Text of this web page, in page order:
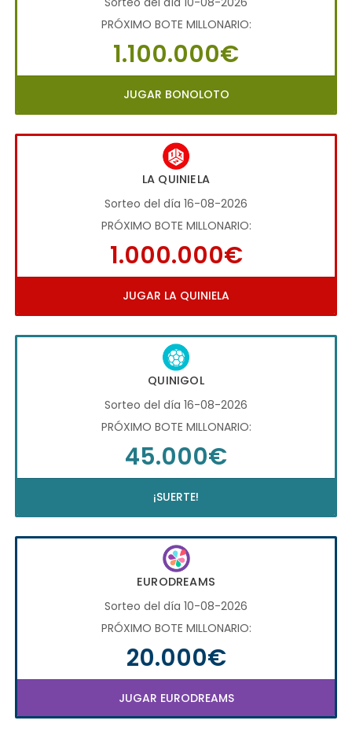
PRÓXIMO BOTE MILLONARIO:
1.100.000€
JUGAR BONOLOTO
LA QUINIELA
Sorteo del día 16-08-2026
PRÓXIMO BOTE MILLONARIO:
1.000.000€
JUGAR LA QUINIELA
QUINIGOL
Sorteo del día 16-08-2026
PRÓXIMO BOTE MILLONARIO:
45.000€
¡SUERTE!
EURODREAMS
Sorteo del día 10-08-2026
PRÓXIMO BOTE MILLONARIO:
20.000€
JUGAR EURODREAMS